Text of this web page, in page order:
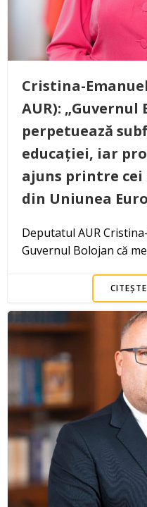
Cristina-
AUR): „Guvernul
perpetuează
educației, iar
ajuns printre
din Uniunea
Deputatul AUR
Guvernul Bolojan că